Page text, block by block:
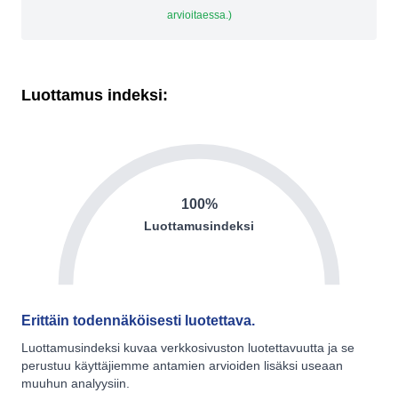
arvioitaessa.)
Luottamus indeksi:
100%
Luottamusindeksi
Erittäin todennäköisesti luotettava.
Luottamusindeksi kuvaa verkkosivuston luotettavuutta ja se
perustuu käyttäjiemme antamien arvioiden lisäksi useaan
muuhun analyysiin.